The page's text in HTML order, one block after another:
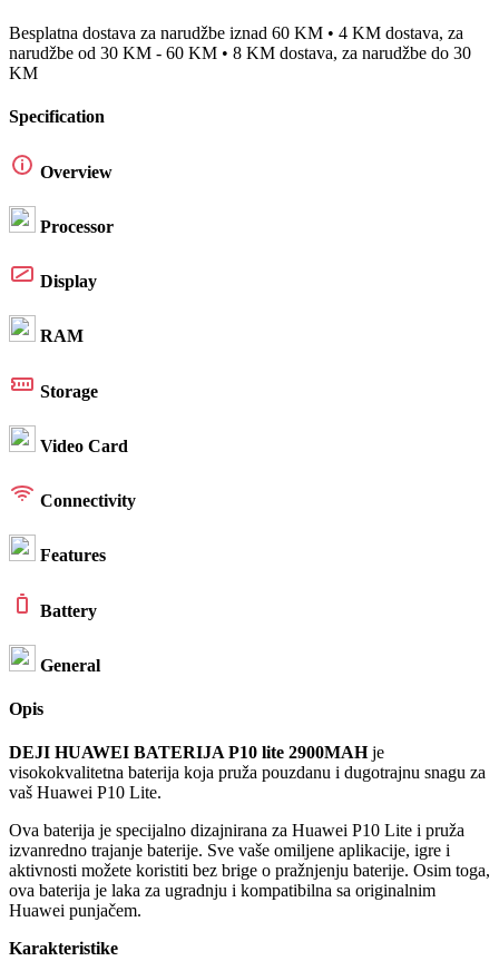
Besplatna dostava za narudžbe iznad 60 KM • 4 KM dostava, za
narudžbe od 30 KM - 60 KM • 8 KM dostava, za narudžbe do 30
KM
Specification
Overview
Processor
Display
RAM
Storage
Video Card
Connectivity
Features
Battery
General
Opis
DEJI HUAWEI BATERIJA P10 lite 2900MAHje
visokokvalitetna baterija koja pruža pouzdanu i dugotrajnu snagu za
vaš Huawei P10 Lite.
Ova baterija je specijalno dizajnirana za Huawei P10 Lite i pruža
izvanredno trajanje baterije. Sve vaše omiljene aplikacije, igre i
aktivnosti možete koristiti bez brige o pražnjenju baterije. Osim toga,
ova baterija je laka za ugradnju i kompatibilna sa originalnim
Huawei punjačem.
Karakteristike